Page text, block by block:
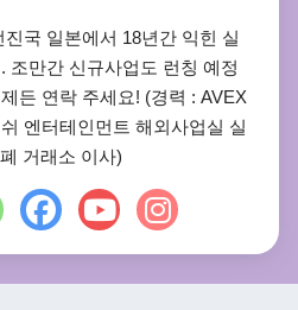
국 일본에서 18년간 익힌 실
조만간 신규사업도 런칭 예정
든 연락 주세요! (경력 : AVEX
엔터테인먼트 해외사업실 실
거래소 이사)